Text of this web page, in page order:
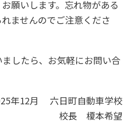
願いします。忘れ物がある
ませんのでご注意くださ
したら、お気軽にお問い合
年12月 六日町自動車学校
校長 榎本希望